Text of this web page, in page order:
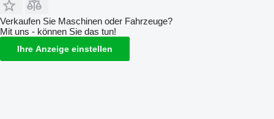
Verkaufen Sie Maschinen oder Fahrzeuge?
Mit uns - können Sie das tun!
Ihre Anzeige einstellen